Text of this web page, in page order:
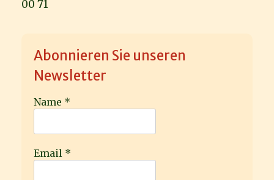
00 71
Abonnieren Sie unseren
Newsletter
Name *
Email *